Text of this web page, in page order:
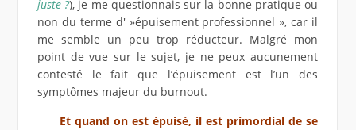
juste ?), je me questionnais sur la bonne pratique ou
non du terme d' »épuisement professionnel », car il
me semble un peu trop réducteur. Malgré mon
point de vue sur le sujet, je ne peux aucunement
contesté le fait que l’épuisement est l’un des
symptômes majeur du burnout.
Et quand on est épuisé, il est primordial de se